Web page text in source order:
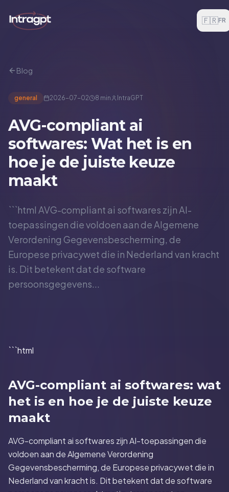
🇫🇷FR
Blog
general 2026-07-02 8 min IntraGPT
AVG-compliant ai
softwares: Wat het is en
hoe je de juiste keuze
maakt
```html AVG-compliant ai softwares zijn AI-
toepassingen die voldoen aan de Algemene
Verordening Gegevensbescherming, de
Europese privacywet die in Nederland van kracht
is. Dit betekent dat de software
persoonsgegevens...
```html
AVG-compliant ai softwares: wat
het is en hoe je de juiste keuze
maakt
AVG-compliant ai softwares zijn AI-toepassingen die
voldoen aan de Algemene Verordening
Gegevensbescherming, de Europese privacywet die in
Nederland van kracht is. Dit betekent dat de software